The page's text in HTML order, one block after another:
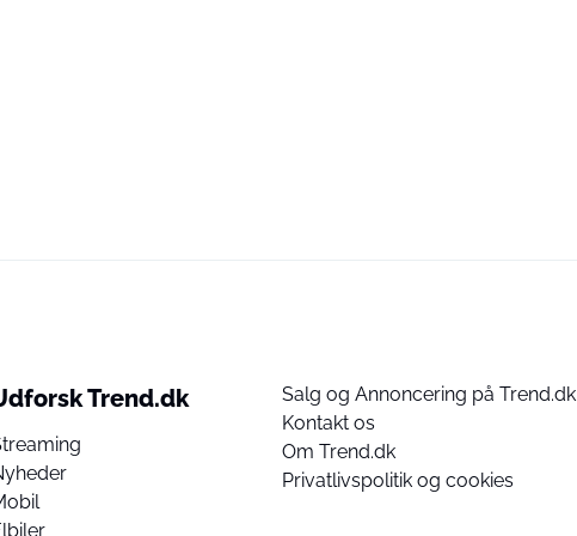
Trend.dk
Salg og Annoncering på Trend.dk
Kontakt os
Om Trend.dk
Privatlivspolitik og cookies